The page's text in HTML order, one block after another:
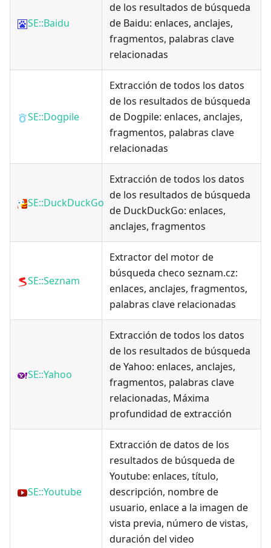
SE::Baidu
de los resultados de búsqueda
de Baidu: enlaces, anclajes,
fragmentos, palabras clave
relacionadas
SE::Dogpile
Extracción de todos los datos
de los resultados de búsqueda
de Dogpile: enlaces, anclajes,
fragmentos, palabras clave
relacionadas
SE::DuckDuckGo
Extracción de todos los datos
de los resultados de búsqueda
de DuckDuckGo: enlaces,
anclajes, fragmentos
SE::Seznam
Extractor del motor de
búsqueda checo seznam.cz:
enlaces, anclajes, fragmentos,
palabras clave relacionadas
SE::Yahoo
Extracción de todos los datos
de los resultados de búsqueda
de Yahoo: enlaces, anclajes,
fragmentos, palabras clave
relacionadas, Máxima
profundidad de extracción
SE::Youtube
Extracción de datos de los
resultados de búsqueda de
Youtube: enlaces, título,
descripción, nombre de
usuario, enlace a la imagen de
vista previa, número de vistas,
duración del video